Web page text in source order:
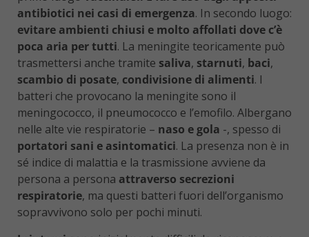
antibiotici nei casi di emergenza. In secondo luogo:
evitare ambienti chiusi e molto affollati dove c’è
poca aria per tutti. La meningite teoricamente può
trasmettersi anche tramite saliva, starnuti, baci,
scambio di posate, condivisione di alimenti. I
batteri che provocano la meningite sono il
meningococco, il pneumococco e l’emofilo. Albergano
nelle alte vie respiratorie – naso e gola -, spesso di
portatori sani e asintomatici. La presenza non è in
sé indice di malattia e la trasmissione avviene da
persona a persona attraverso secrezioni
respiratorie, ma questi batteri fuori dell’organismo
sopravvivono solo per pochi minuti.